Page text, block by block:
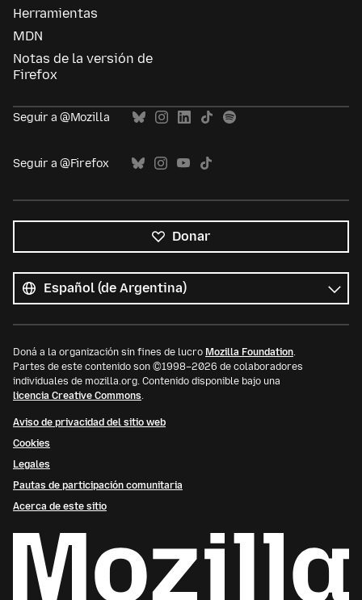
Herramientas
MDN
Notas de la versión de
Firefox
Seguir a @Mozilla
Seguir a @Firefox
Donar
los
idiomas
Idioma
Doná a la organización sin fines de lucro Mozilla Foundation.
Partes de este contenido son ©1998–2026 de colaboradores
individuales de mozilla.org. Contenido disponible bajo una
licencia Creative Commons.
Aviso de privacidad del sitio web
Cookies
Legales
Pautas de participación comunitaria
Acerca de este sitio